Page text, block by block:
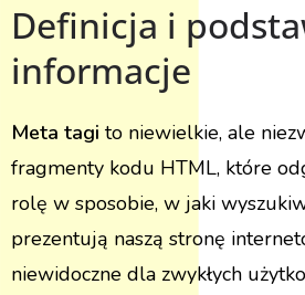
Definicja i
informacje
Meta tagi to niewielkie, ale
fragmenty kodu HTML, które
rolę w sposobie, w jaki
prezentują naszą stronę
niewidoczne dla zwykłych